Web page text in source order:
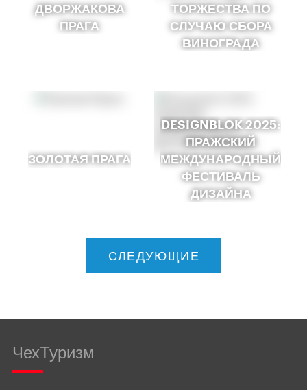
ДВОРЖАКОВА
ПРАГА
ТОРЖЕСТВА ПО
СЛУЧАЮ СБОРА
ВИНОГРАДА
ЗОЛОТАЯ ПРАГА
DESIGNBLOK 2025:
ПРАЖСКИЙ
МЕЖДУНАРОДНЫЙ
ФЕСТИВАЛЬ
ДИЗАЙНА
СЛЕДУЮЩИЕ
ЧехТуризм